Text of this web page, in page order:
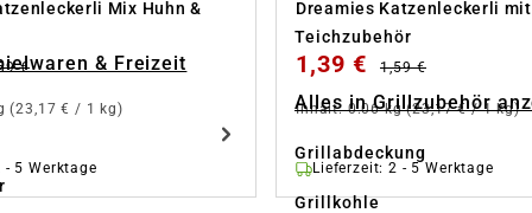
& Freizeit
Teichzubehör
Alles in Grillzubehör
Grillabdeckung
Grillkohle
Mix Huhn &
€
(23,17 € / 1 kg)
- 5 Werktage
Dreamies Katzenleckerli
1,39 € 1,59 €
Inhalt:0.06 kg(23,17 € / 1 kg)
Lieferzeit: 2 - 5 Werktage